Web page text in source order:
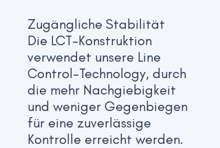
Zugängliche Stabilität
Die LCT-Konstruktion
verwendet unsere Line
Control-Technology, durch
die mehr Nachgiebigkeit
und weniger Gegenbiegen
für eine zuverlässige
Kontrolle erreicht werden.